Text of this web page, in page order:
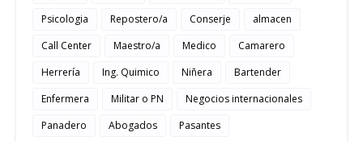
Psicologia
Repostero/a Conserje
almacen
Call Center
Maestro/a Medico
Camarero
Herrería
Ing. Quimico Niñera
Bartender
Enfermera
Militar o PN
Negocios internacionales
Panadero
Abogados Pasantes